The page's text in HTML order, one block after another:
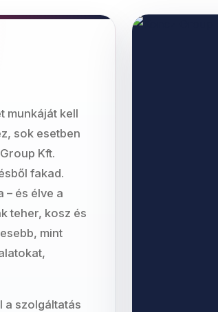
munkáját kell
sok esetben
Kft.
fakad.
– és élve a
teher, kosz és
mint
a szolgáltatás